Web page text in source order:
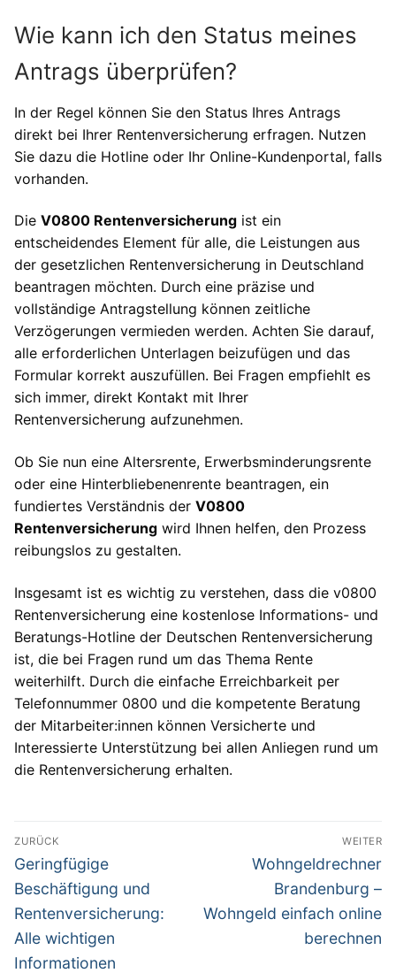
Wie kann ich den Status meines
Antrags überprüfen?
In der Regel können Sie den Status Ihres Antrags
direkt bei Ihrer Rentenversicherung erfragen. Nutzen
Sie dazu die Hotline oder Ihr Online-Kundenportal, falls
vorhanden.
Die V0800 Rentenversicherung ist ein
entscheidendes Element für alle, die Leistungen aus
der gesetzlichen Rentenversicherung in Deutschland
beantragen möchten. Durch eine präzise und
vollständige Antragstellung können zeitliche
Verzögerungen vermieden werden. Achten Sie darauf,
alle erforderlichen Unterlagen beizufügen und das
Formular korrekt auszufüllen. Bei Fragen empfiehlt es
sich immer, direkt Kontakt mit Ihrer
Rentenversicherung aufzunehmen.
Ob Sie nun eine Altersrente, Erwerbsminderungsrente
oder eine Hinterbliebenenrente beantragen, ein
fundiertes Verständnis der V0800
Rentenversicherung wird Ihnen helfen, den Prozess
reibungslos zu gestalten.
Insgesamt ist es wichtig zu verstehen, dass die v0800
Rentenversicherung eine kostenlose Informations- und
Beratungs-Hotline der Deutschen Rentenversicherung
ist, die bei Fragen rund um das Thema Rente
weiterhilft. Durch die einfache Erreichbarkeit per
Telefonnummer 0800 und die kompetente Beratung
der Mitarbeiter:innen können Versicherte und
Interessierte Unterstützung bei allen Anliegen rund um
die Rentenversicherung erhalten.
Beitragsnavigation
ZURÜCK
Vorheriger
Beitrag:
Geringfügige
Beschäftigung und
Rentenversicherung:
Alle wichtigen
Informationen
WEITER
Nächster
Beitrag:
Wohngeldrechner
Brandenburg –
Wohngeld einfach online
berechnen